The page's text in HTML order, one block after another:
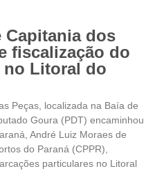
dos
fiscalização do
no Litoral do
Peças, localizada na Baía de
Goura (PDT) encaminhou
André Luiz Moraes de
do Paraná (CPPR),
particulares no Litoral